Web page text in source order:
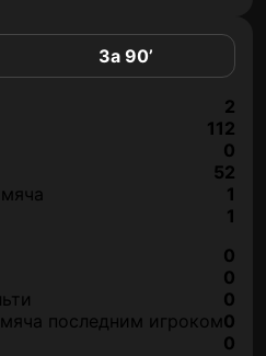
За 90’
2
112
0
52
1
1
0
0
0
мяча последним игроком0
0